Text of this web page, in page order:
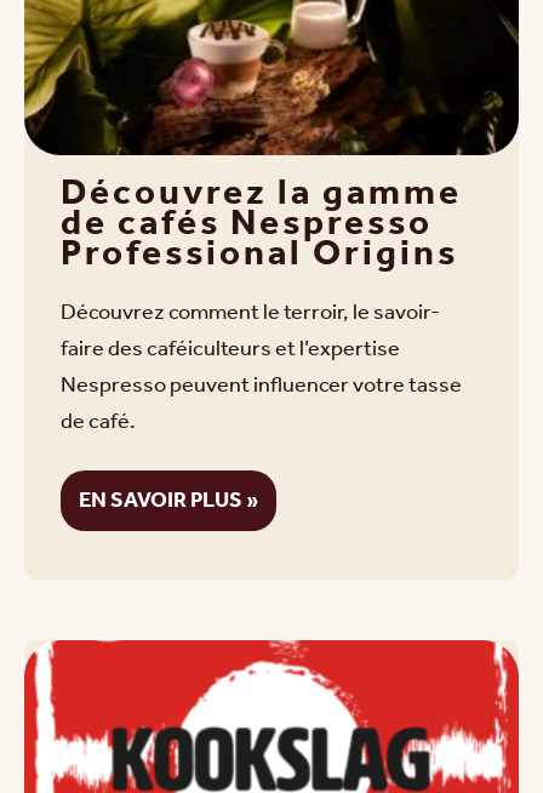
Découvrez la gamme
de cafés Nespresso
Professional Origins
Découvrez comment le terroir, le savoir-
faire des caféiculteurs et l’expertise
Nespresso peuvent influencer votre tasse
de café.
EN SAVOIR PLUS »